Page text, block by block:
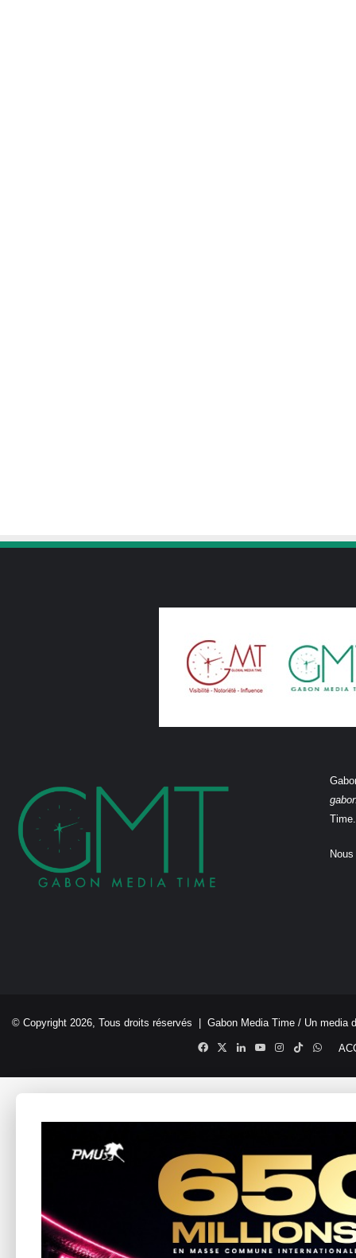
Time.
© Copyright 2026, Tous droits réservés | Gabon Media Time / Un media
Facebook
X LinkedinYouTubeInstagram
TikTok